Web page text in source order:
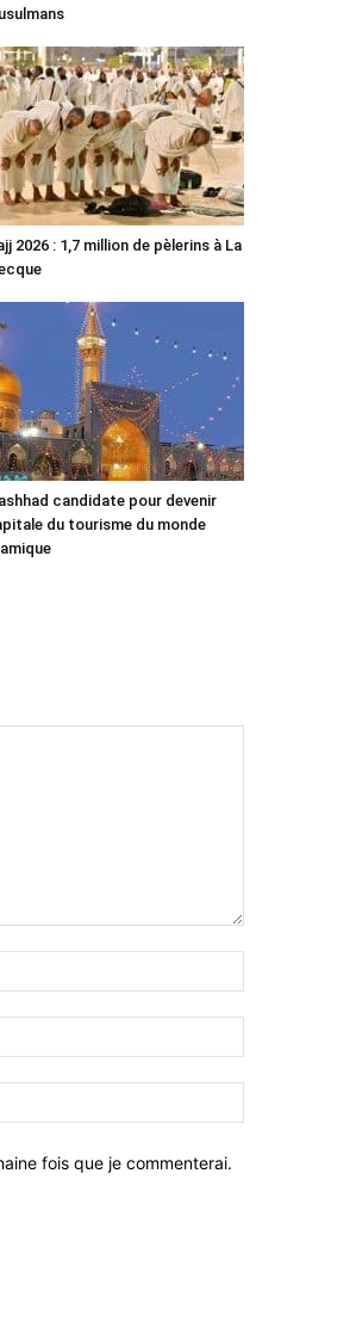
2026 : 1,7 million de pèlerins à La
candidate pour devenir
du tourisme du monde
fois que je commenterai.